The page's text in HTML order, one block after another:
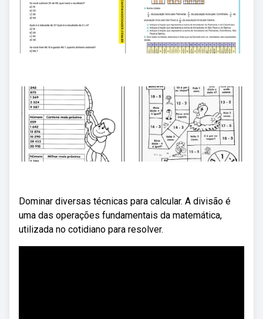
Dominar diversas técnicas para calcular. A divisão é
uma das operações fundamentais da matemática,
utilizada no cotidiano para resolver.